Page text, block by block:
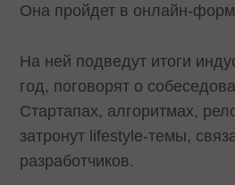
Она пройдет в онлайн-
На ней подведут итоги
год, поговорят о
Стартапах, алгоритмах,
затронут lifestyle-темы,
разработчиков.